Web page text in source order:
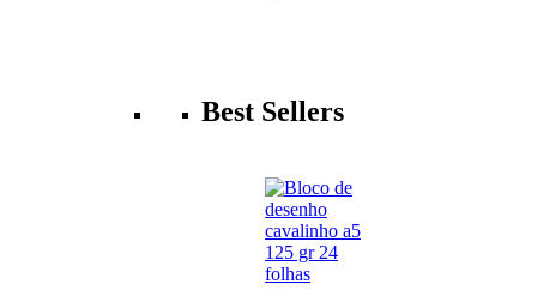
Best Sellers